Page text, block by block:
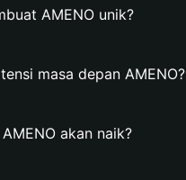
AMENO unik?
masa depan AMENO?
akan naik?